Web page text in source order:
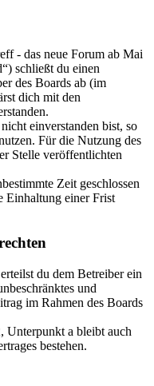
- das neue Forum ab Mai
schließt du einen
des Boards ab (im
dich mit den
einverstanden bist, so
Für die Nutzung des
Stelle veröffentlichten
Zeit geschlossen
Einhaltung einer Frist
du dem Betreiber ein
und
im Rahmen des Boards
Unterpunkt a bleibt auch
bestehen.